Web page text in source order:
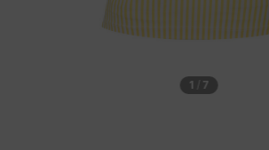
1 7